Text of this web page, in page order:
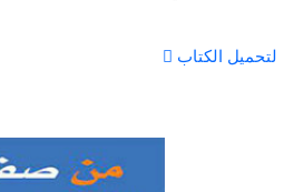
لتحميل الكتاب